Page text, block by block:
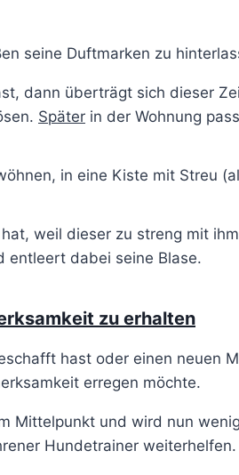
seine Duftmarken zu
dann überträgt sich dieser
Später in der Wohnung
in eine Kiste mit Streu
hat, weil dieser zu streng mit
entleert dabei seine Blase.
zu erhalten
hast oder einen
erregen möchte.
Mittelpunkt und wird nun
Hundetrainer weiterhelfen.